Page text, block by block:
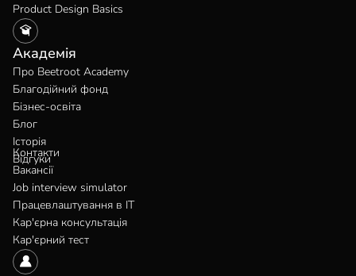
Product Design Basics
Академія
Про Beetroot Academy
Благодійний фонд
Бізнес-освіта
Блог
Історія
Відгуки
Контакти
Вакансії
Job interview simulator
Працевлаштування в IT
Кар'єрна консультація
Кар'єрний тест